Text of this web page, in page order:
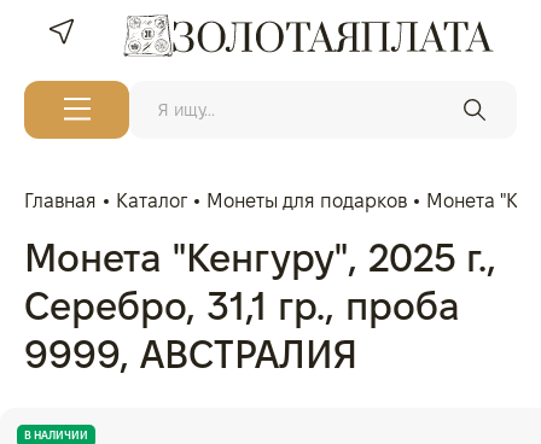
Главная Каталог Монеты для подарков Монета
Монета "Кенгуру", 2025 г.,
Серебро, 31,1 гр., проба
9999, АВСТРАЛИЯ
В НАЛИЧИИ